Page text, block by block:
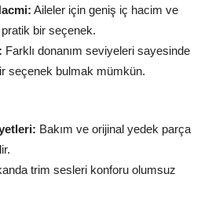
Aileler için geniş iç hacim ve
bir seçenek.
Farklı donanım seviyeleri sayesinde
seçenek bulmak mümkün.
Bakım ve orijinal yedek parça
trim sesleri konforu olumsuz